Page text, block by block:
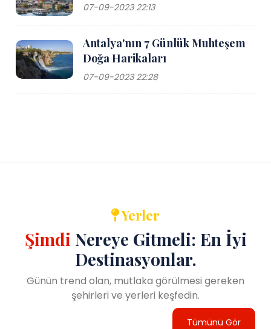
07-09-2023 22:13
Antalya'nın 7 Günlük Muhteşem
Doğa Harikaları
07-09-2023 22:28
Yerler
Şimdi Nereye Gitmeli: En İyi
Destinasyonlar.
Günün trend olan, mutlaka görülmesi gereken
şehirleri ve yerleri keşfedin.
Tümünü Gör